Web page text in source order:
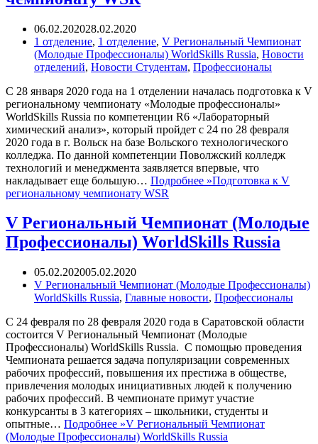
06.02.202028.02.2020
1 отделение, 1 отделение, V Региональный Чемпионат
(Молодые Профессионалы) WorldSkills Russia, Новости
отделений, Новости Студентам, Профессионалы
С 28 января 2020 года на 1 отделении началась подготовка к V
региональному чемпионату «Молодые профессионалы»
WorldSkills Russia по компетенции R6 «Лабораторный
химический анализ», который пройдет с 24 по 28 февраля
2020 года в г. Вольск на базе Вольского технологического
колледжа. По данной компетенции Поволжский колледж
технологий и менеджмента заявляется впервые, что
накладывает еще большую… Подробнее »Подготовка к V
региональному чемпионату WSR
V Региональный Чемпионат (Молодые
Профессионалы) WorldSkills Russia
05.02.202005.02.2020
V Региональный Чемпионат (Молодые Профессионалы)
WorldSkills Russia, Главные новости, Профессионалы
С 24 февраля по 28 февраля 2020 года в Саратовской области
состоится V Региональный Чемпионат (Молодые
Профессионалы) WorldSkills Russia. С помощью проведения
Чемпионата решается задача популяризации современных
рабочих профессий, повышения их престижа в обществе,
привлечения молодых инициативных людей к получению
рабочих профессий. В чемпионате примут участие
конкурсанты в 3 категориях – школьники, студенты и
опытные… Подробнее »V Региональный Чемпионат
(Молодые Профессионалы) WorldSkills Russia